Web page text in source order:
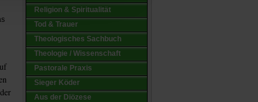
Religion & Spiritualität
Tod & Trauer
Theologisches Sachbuch
Theologie / Wissenschaft
Pastorale Praxis
Sieger Köder
Aus der Diözese